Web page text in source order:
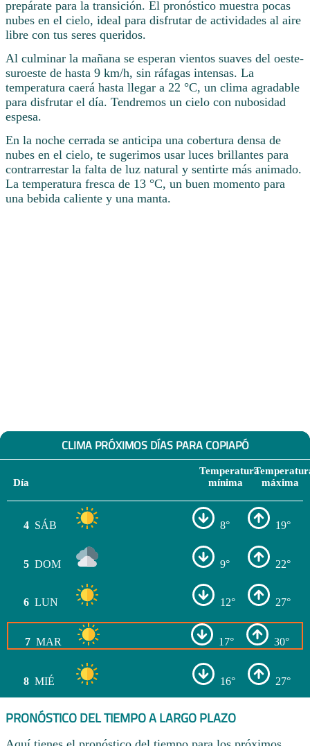
prepárate para la transición. El pronóstico muestra pocas
nubes en el cielo, ideal para disfrutar de actividades al aire
libre con tus seres queridos.
Al culminar la mañana se esperan vientos suaves del oeste-
suroeste de hasta 9 km/h, sin ráfagas intensas. La
temperatura caerá hasta llegar a 22 °C, un clima agradable
para disfrutar el día. Tendremos un cielo con nubosidad
espesa.
En la noche cerrada se anticipa una cobertura densa de
nubes en el cielo, te sugerimos usar luces brillantes para
contrarrestar la falta de luz natural y sentirte más animado.
La temperatura fresca de 13 °C, un buen momento para
una bebida caliente y una manta.
CLIMA PRÓXIMOS DÍAS PARA COPIAPÓ
Día
Temperatura
mínima
máxima
4 SÁB 8° 19°
5 DOM 9° 22°
6 LUN 12° 27°
7 MAR 17° 30°
8 MIÉ 16° 27°
PRONÓSTICO DEL TIEMPO A LARGO PLAZO